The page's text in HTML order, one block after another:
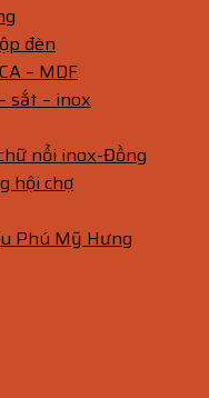
đèn
– MDF
sắt – inox
nổi inox-Đồng
hội chợ
Phú Mỹ Hưng